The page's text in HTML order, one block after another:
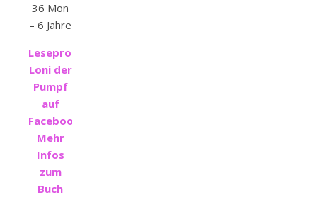
36 Mon
– 6 Jahre
Leseprobe
Loni der
Pumpf
auf
Facebook
Mehr
Infos
zum
Buch